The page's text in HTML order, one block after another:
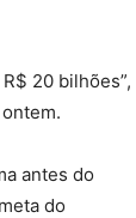
20 bilhões”,
antes do
do